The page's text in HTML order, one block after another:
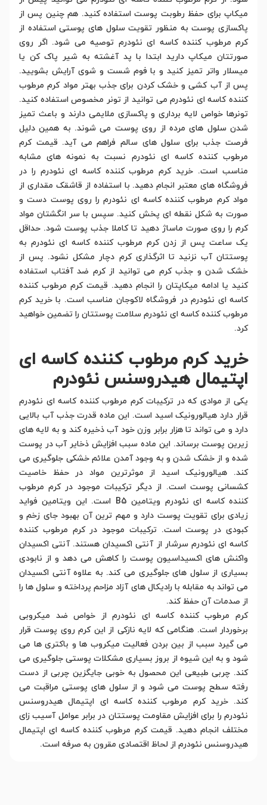
میکاپ برای حفظ رطوبت پوست استفاده کنید. هم چنین پس از
پاکسازی پوست به منظور تقویت سلول های پوستی استفاده از
کرم مرطوب کننده کاسه ای نئودرم توصیه می شود. اگر روی
صورتتان میکاپ دارید ابتدا با پد آغشته به شیر پاک کن یا
میسلار واتر تمیز کنید و با فوم شست و شوی آرایش بشویید.
پس از آب کشی و خشک کردن برای جذب بهتر مواد کرم مرطوب
کننده کاسه ای نئودرم می توانید از تونر مخصوص استفاده کنید.
تونرها خواص لایه برداری و پاکسازی ملایمی دارند و باعث تمیز
شدن سلول های مرده از روی پوست می شوند. به همین دلیل
فرصت جذب برای سلول های سالم فراهم می آید. قیمت کرم
مرطوب کننده کاسه ای نئودرم نسبت به نمونه های مشابه
مناسب است. خرید کرم مرطوب کننده کاسه ای نئودرم را در
فروشگاه های معتبر انجام دهید. با استفاده از قاشقک مقداری از
مواد کرم مرطوب کننده کاسه ای نئودرم را روی پوست دست و
صورت به شکل نقطه ای پخش کنید. سپس با سر انگشتان مواد
کرم را روی صورت ماساژ دهید تا کاملا جذب پوست شود. حداقل
یک ساعت پس از زدن کرم مرطوب کننده کاسه ای نئودرم به
پوستتان آب نزنید تا اثرگذاری کرم دچار مشکل نشود. پس از
خشک شدن و جذب کرم می توانید از کرم ضد آفتاب استفاده
کنید یا ادامه میکاپتان را انجام دهید. قیمت کرم مرطوب کننده
کاسه ای نئودرم در فروشگاه لاکوجان مناسب است. با خرید کرم
مرطوب کننده کاسه ای نئودرم سلامت پوستتان را تضمین خواهید
کرد.
خرید کرم مرطوب کننده کاسه ای
اپتیمال هیدروسنس نئودرم
یکی از موادی که در ترکیبات کرم مرطوب کننده کاسه ای نئودرم
قرار دارد هیالورونیک اسید است. این ماده قدرت جذب آب بالایی
دارد و می تواند تا هزار برابر وزن خود آب ذخیره کند و به لایه های
زیرین پوست برساند. این ماده سبب افزایش ذخایر آب در پوست
شده و از خشک شدن و به وجود آمدن علائم خشکی جلوگیری می
کند. هیالورونیک اسید از موثرترین مواد در حفظ خاصیت
کشسانی پوست است. از دیگر ترکیبات موجود در کرم مرطوب
کننده کاسه ای نئودرم ویتامین B5 است. این ویتامین فواید
زیادی برای تقویت پوست دارد و مهم ترین آن بهبود جای زخم و
کبودی در پوست است. ترکیبات موجود در کرم مرطوب کننده
کاسه ای نئودرم سرشار از آنتی اکسیدان هستند. آنتی اکسیدان
واکنش های اکسیداسیون پوست را کاهش می دهد و از نابودی
بسیاری از سلول های جلوگیری می کند. به علاوه آنتی اکسیدان
می تواند به مقابله با رادیکال های آزاد مزاحم پرداخته و سلول ها را
از صدمات آن حفظ کند.
کرم مرطوب کننده کاسه ای نئودرم از خواص ضد میکروبی
برخوردار است. هنگامی که لایه نازکی از این کرم روی پوست قرار
می گیرد سبب از بین بردن فعالیت میکروب ها و باکتری ها می
شود و به این شیوه از بروز بسیاری مشکلات پوستی جلوگیری می
کند. چربی طبیعی این محصول به خوبی جایگزین چربی از دست
رفته سطح پوست می شود و از سلول های پوستی مراقبت می
کند. خرید کرم مرطوب کننده کاسه ای اپتیمال هیدروسنس
نئودرم را برای افزایش مقاومت پوستتان در برابر عوامل آسیب زای
مختلف انجام دهید. قیمت کرم مرطوب کننده کاسه ای اپتیمال
هیدروسنس نئودرم از لحاظ اقتصادی مقرون به صرفه است.